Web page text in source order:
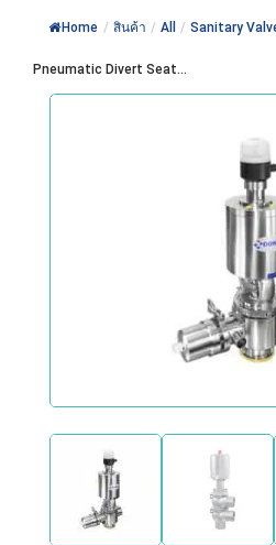
Home / สินค้า / All / Sanitary
Pneumatic Divert Seat...